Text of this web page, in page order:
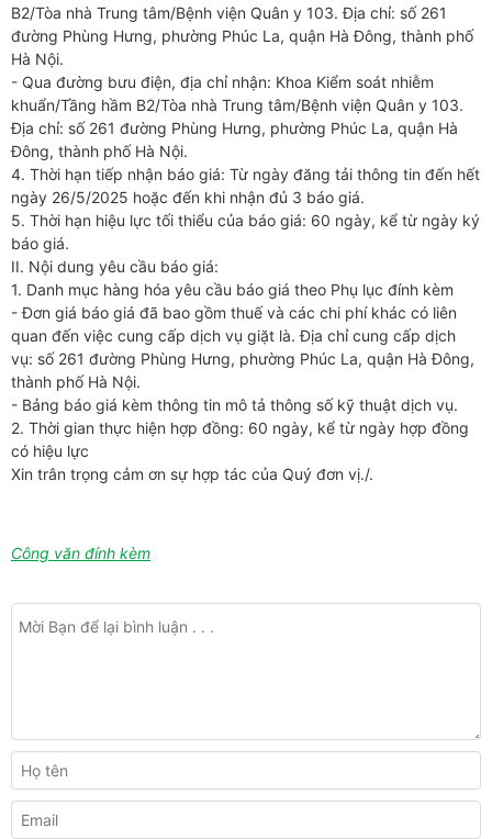
B2/Tòa nhà Trung tâm/Bệnh viện Quân y 103. Địa chỉ: số 261
đường Phùng Hưng, phường Phúc La, quận Hà Đông, thành phố
Hà Nội.
- Qua đường bưu điện, địa chỉ nhận: Khoa Kiểm soát nhiễm
khuẩn/Tầng hầm B2/Tòa nhà Trung tâm/Bệnh viện Quân y 103.
Địa chỉ: số 261 đường Phùng Hưng, phường Phúc La, quận Hà
Đông, thành phố Hà Nội.
4. Thời hạn tiếp nhận báo giá: Từ ngày đăng tải thông tin đến hết
ngày 26/5/2025 hoặc đến khi nhận đủ 3 báo giá.
5. Thời hạn hiệu lực tối thiểu của báo giá: 60 ngày, kể từ ngày ký
báo giá.
II. Nội dung yêu cầu báo giá:
1. Danh mục hàng hóa yêu cầu báo giá theo Phụ lục đính kèm
- Đơn giá báo giá đã bao gồm thuế và các chi phí khác có liên
quan đến việc cung cấp dịch vụ giặt là. Địa chỉ cung cấp dịch
vụ: số 261 đường Phùng Hưng, phường Phúc La, quận Hà Đông,
thành phố Hà Nội.
- Bảng báo giá kèm thông tin mô tả thông số kỹ thuật dịch vụ.
2. Thời gian thực hiện hợp đồng: 60 ngày, kể từ ngày hợp đồng
có hiệu lực
Xin trân trọng cảm ơn sự hợp tác của Quý đơn vị./.
Công văn đính kèm